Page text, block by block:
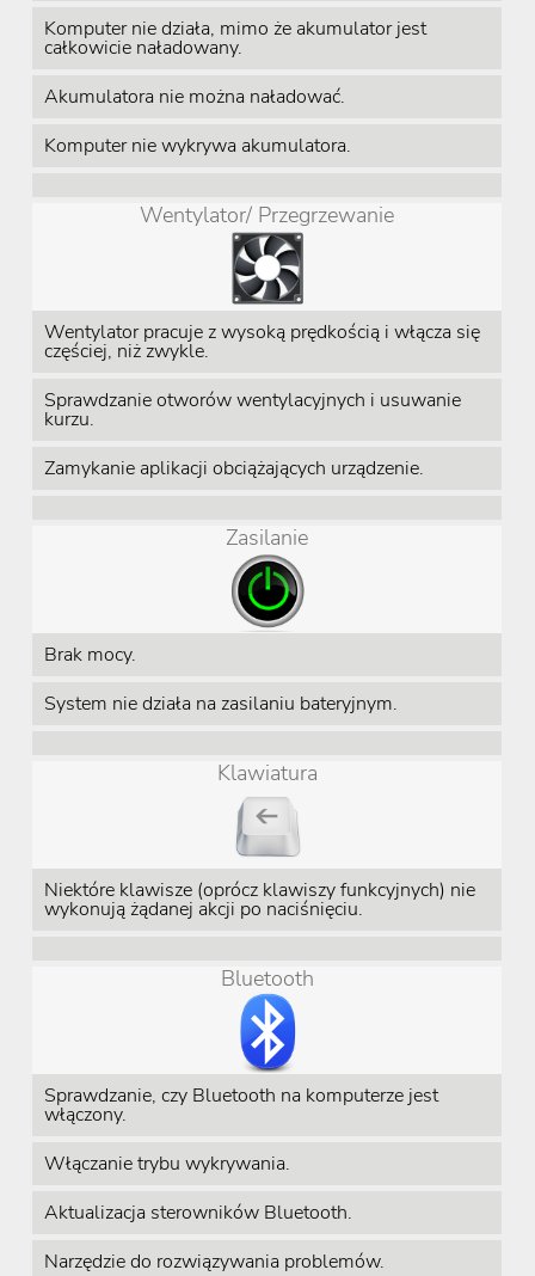
Komputer nie działa, mimo że akumulator jest
całkowicie naładowany.
Akumulatora nie można naładować.
Komputer nie wykrywa akumulatora.
Wentylator/ Przegrzewanie
Wentylator pracuje z wysoką prędkością i włącza się
częściej, niż zwykle.
Sprawdzanie otworów wentylacyjnych i usuwanie
kurzu.
Zamykanie aplikacji obciążających urządzenie.
Zasilanie
Brak mocy.
System nie działa na zasilaniu bateryjnym.
Klawiatura
Niektóre klawisze (oprócz klawiszy funkcyjnych) nie
wykonują żądanej akcji po naciśnięciu.
Bluetooth
Sprawdzanie, czy Bluetooth na komputerze jest
włączony.
Włączanie trybu wykrywania.
Aktualizacja sterowników Bluetooth.
Narzędzie do rozwiązywania problemów.